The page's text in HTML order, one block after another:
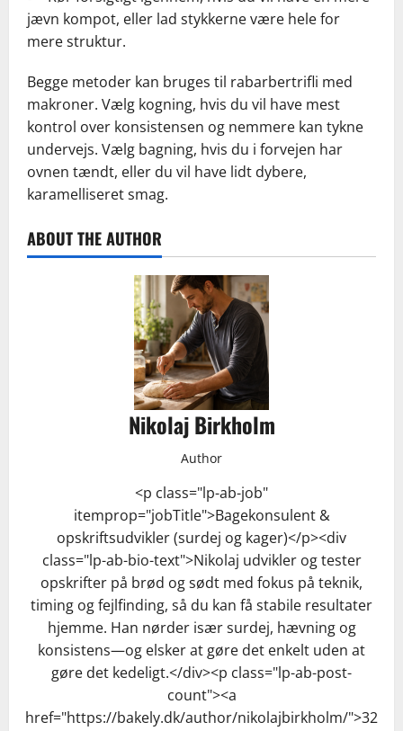
jævn kompot, eller lad stykkerne være hele for
mere struktur.
Begge metoder kan bruges til rabarbertrifli med
makroner. Vælg kogning, hvis du vil have mest
kontrol over konsistensen og nemmere kan tykne
undervejs. Vælg bagning, hvis du i forvejen har
ovnen tændt, eller du vil have lidt dybere,
karamelliseret smag.
ABOUT THE AUTHOR
Nikolaj Birkholm
Author
<p class="lp-ab-job"
itemprop="jobTitle">Bagekonsulent &
opskriftsudvikler (surdej og kager)</p><div
class="lp-ab-bio-text">Nikolaj udvikler og tester
opskrifter på brød og sødt med fokus på teknik,
timing og fejlfinding, så du kan få stabile resultater
hjemme. Han nørder især surdej, hævning og
konsistens—og elsker at gøre det enkelt uden at
gøre det kedeligt.</div><p class="lp-ab-post-
count"><a
href="https://bakely.dk/author/nikolajbirkholm/">32